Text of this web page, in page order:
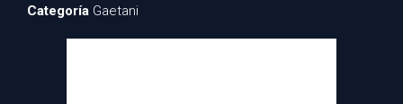
Categoría Gaetani